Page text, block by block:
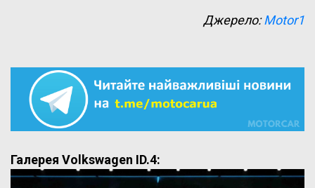
Джерело:Motor1
Галерея Volkswagen ID.4: